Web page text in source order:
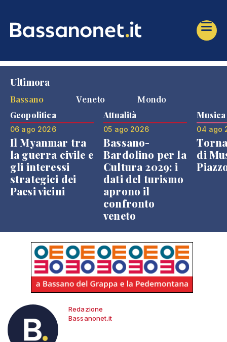
Ultimora
Bassano
Veneto Mondo
Geopolitica
06 ago 2026
Il Myanmar tra
la guerra civile e
gli interessi
strategici dei
Paesi vicini
Attualità
05 ago 2026
Bassano-
Bardolino per la
Cultura 2029: i
dati del turismo
aprono il
confronto
veneto
Musica
04 ago
di
Redazione
Bassanonet.it